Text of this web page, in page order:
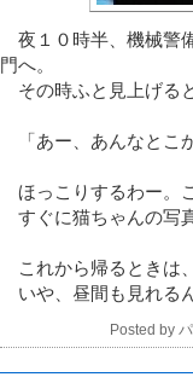
夜１０時半、機械警
門へ。
その時ふと見上げる
「あー、あんなとこ
ほっこりするわー。
すぐに猫ちゃんの写
これから帰るときは
いや、昼間も見れる
Posted by